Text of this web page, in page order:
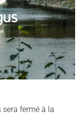
sera fermé à la